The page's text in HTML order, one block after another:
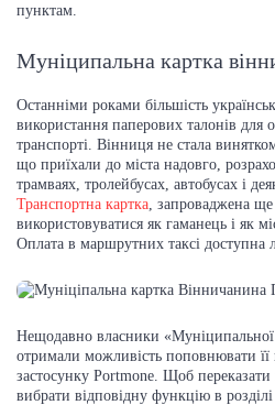
пунктам.
Муніципальна картка
Останніми роками більшість
використання паперових талонів для
транспорті. Вінниця не стала
що приїхали до міста надовго,
трамваях, тролейбусах, автобусах і
Транспортна картка , запроваджена
використовуватися як гаманець і як
Оплата в маршрутних таксі доступна
Нещодавно власники
отримали можливість поповнювати її
застосунку Portmone. Щоб
вибрати відповідну функцію в